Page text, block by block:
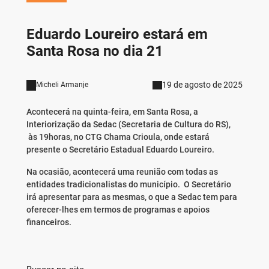
Eduardo Loureiro estará em
Santa Rosa no dia 21
Micheli Armanje 19 de agosto de 2025
Acontecerá na quinta-feira, em Santa Rosa, a
Interiorização da Sedac (Secretaria de Cultura do RS),
às 19horas, no CTG Chama Crioula, onde estará
presente o Secretário Estadual Eduardo Loureiro.
Na ocasião, acontecerá uma reunião com todas as
entidades tradicionalistas do município. O Secretário
irá apresentar para as mesmas, o que a Sedac tem para
oferecer-lhes em termos de programas e apoios
financeiros.